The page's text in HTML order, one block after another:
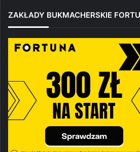
ZAKŁADY BUKMACHERSKIE